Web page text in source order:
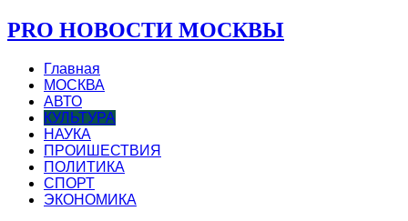
PRO НОВОСТИ МОСКВЫ
Главная
МОСКВА
АВТО
КУЛЬТУРА
НАУКА
ПРОИШЕСТВИЯ
ПОЛИТИКА
СПОРТ
ЭКОНОМИКА